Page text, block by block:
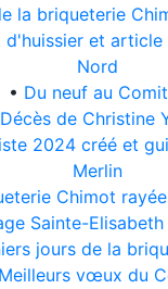
la briqueterie
d'huissier et article
Nord
• Du neuf au
Décès de Christine
2024 créé et
Merlin
Chimot
Sainte-
jours de la
Meilleurs vœux du